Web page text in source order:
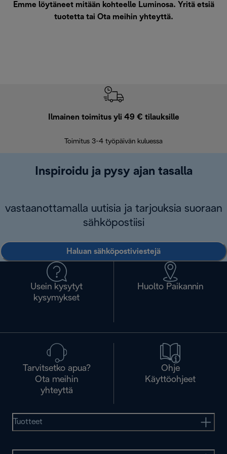
Emme löytäneet mitään kohteelle Luminosa. Yritä etsiä
tuotetta tai Ota meihin yhteyttä.
Ilmainen toimitus yli 49 € tilauksille
Toimitus 3-4 työpäivän kuluessa
Inspiroidu ja pysy ajan tasalla
vastaanottamalla uutisia ja tarjouksia suoraan
sähköpostiisi
Haluan sähköpostiviestejä
Usein kysytyt
kysymykset
Huolto Paikannin
Tarvitsetko apua?
Ota meihin
yhteyttä
Ohje
Käyttöohjeet
Tuotteet